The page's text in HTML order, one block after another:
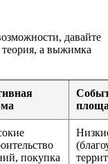
давайте
а выжимка
покупка